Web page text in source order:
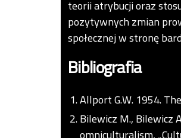
teorii atrybucji oraz
pozytywnych zmian
społecznej w stronę
Bibliografia
Allport G.W. 1954.
Bilewicz M., Bilewicz